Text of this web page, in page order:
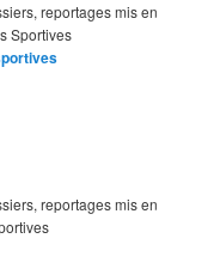
reportages mis en
Sportives
reportages mis en